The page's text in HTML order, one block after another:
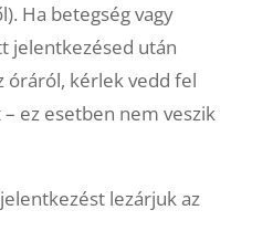
Ha betegség vagy
jelentkezésed után
óráról, kérlek vedd fel
ez esetben nem veszik
lezárjuk az